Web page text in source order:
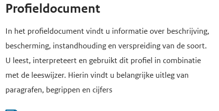
Profieldocument
In het profieldocument vindt u informatie over beschrijving,
bescherming, instandhouding en verspreiding van de soort.
U leest, interpreteert en gebruikt dit profiel in combinatie
met de leeswijzer. Hierin vindt u belangrijke uitleg van
paragrafen, begrippen en cijfers